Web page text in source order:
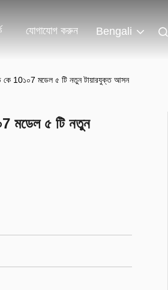
যোগাযোগ করুন Bengali
কে 10১০7 মডেল ৫ টি নতুন টায়ারযুক্ত আসন
মডেল ৫ টি নতুন